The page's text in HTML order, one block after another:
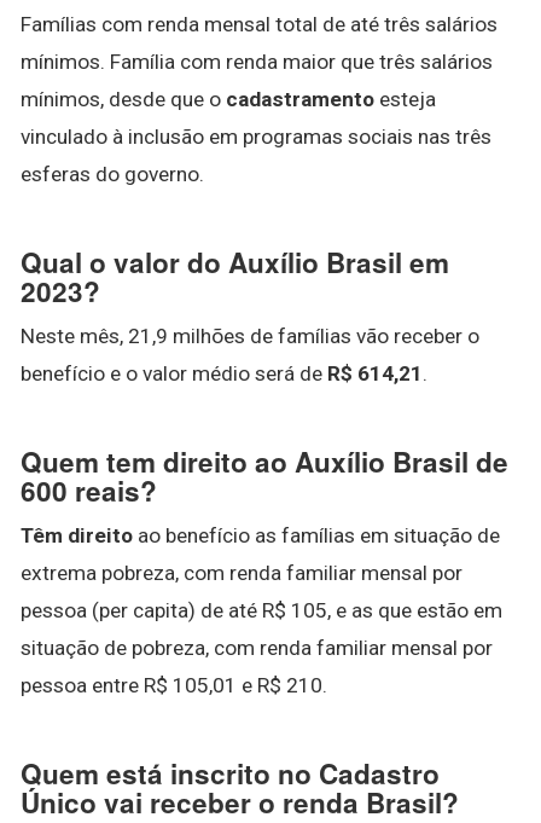
Famílias com renda mensal total de até três salários
mínimos. Família com renda maior que três salários
mínimos, desde que o cadastramento esteja
vinculado à inclusão em programas sociais nas três
esferas do governo.
Qual o valor do Auxílio Brasil em
2023?
Neste mês, 21,9 milhões de famílias vão receber o
benefício e o valor médio será de R$ 614,21 .
Quem tem direito ao Auxílio Brasil de
600 reais?
Têm direito ao benefício as famílias em situação de
extrema pobreza, com renda familiar mensal por
pessoa (per capita) de até R$ 105, e as que estão em
situação de pobreza, com renda familiar mensal por
pessoa entre R$ 105,01 e R$ 210.
Quem está inscrito no Cadastro
Único vai receber o renda Brasil?